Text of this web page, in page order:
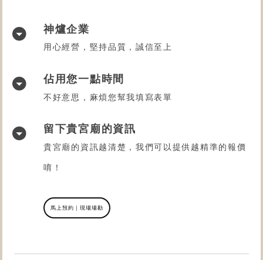
神爐企業
用心經營，堅持品質，誠信至上
佔用您一點時間
不好意思，麻煩您幫我填寫表單
留下貴宮廟的資訊
貴宮廟的資訊越清楚，我們可以提供越精準的報價
唷！
馬上預約｜現場場勘